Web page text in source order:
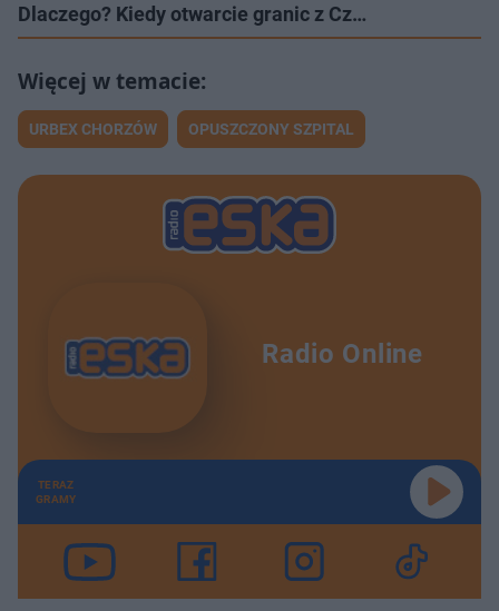
Dlaczego? Kiedy otwarcie granic z Cz…
URBEX CHORZÓW OPUSZCZONY SZPITAL
Radio Online
TERAZ
GRAMY